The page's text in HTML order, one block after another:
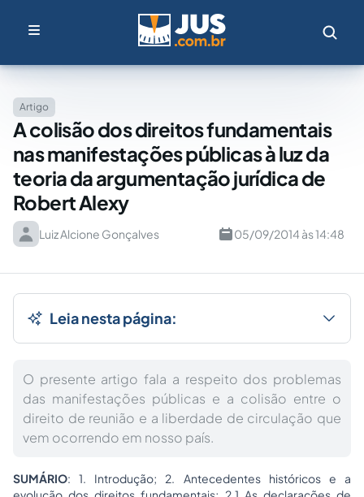
Artigo
A colisão dos direitos fundamentais
nas manifestações públicas à luz da
teoria da argumentação jurídica de
Robert Alexy
Luiz Alcione Gonçalves 05/09/2014 às 14:48
Leia nesta página:
O presente artigo fala a respeito dos problemas
das manifestações públicas e a colisão entre o
direito de reunião e a liberdade de circulação que
vem ocorrendo em nosso país.
SUMÁRIO: 1. Introdução; 2. Antecedentes históricos e a